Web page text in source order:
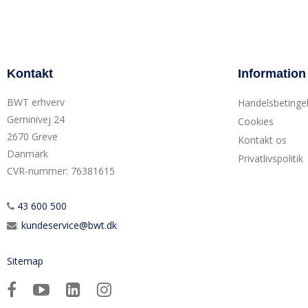
Kontakt
BWT erhverv
Geminivej 24
2670 Greve
Danmark
CVR-nummer: 76381615
43 600 500
: kundeservice@bwt.dk
Sitemap
Information
Cookies
Kontakt os
Privatlivspolitik